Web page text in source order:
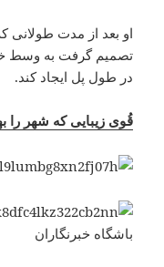
او بعد از مدت طولانی
تصمیم گرفت به وسط
در طول پل ایجاد کند.
قُوی زیبایی که شهر را
باشگاه خبرنگاران